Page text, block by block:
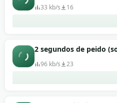
33 kb/s 16
2 segundos de peido
96 kb/s 23